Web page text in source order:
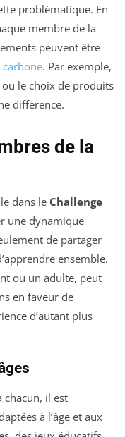
problématique. En
membre de la
peuvent être
. Par exemple,
le choix de produits
différence.
de la
dans le Challenge
une dynamique
de partager
ensemble.
ou un adulte, peut
en faveur de
d’autant plus
chacun, il est
à l’âge et aux